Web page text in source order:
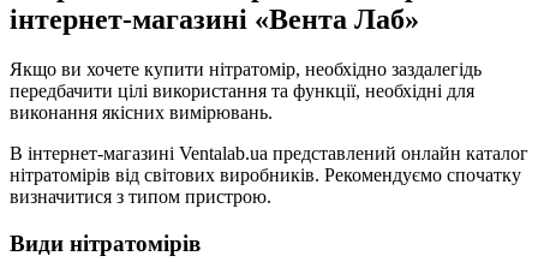
інтернет-магазині «Вента Лаб»
Якщо ви хочете купити нітратомір, необхідно заздалегідь
передбачити цілі використання та функції, необхідні для
виконання якісних вимірювань.
В інтернет-магазині Ventalab.ua представлений онлайн каталог
нітратомірів від світових виробників. Рекомендуємо спочатку
визначитися з типом пристрою.
Види нітратомірів